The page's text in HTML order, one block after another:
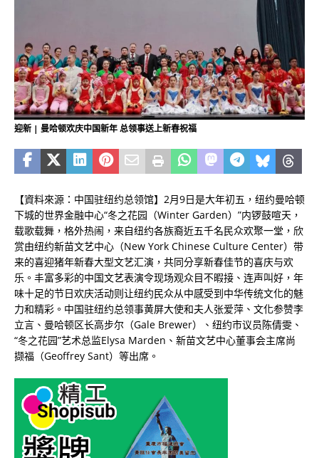
迎新 | 曼哈顿欢庆中国新年 总领事送上新春祝福
【資料來源：中国驻纽约总领馆】2月9日是大年初五，纽约曼哈顿
下城的世界金融中心“冬之花园（Winter Garden）”内锣鼓喧天，
载歌载舞，格外热闹，来自纽约各族裔近五千名民众欢聚一堂，欣
赏由纽约新苗文艺中心（New York Chinese Culture Center）带
来的喜迎猪年新春大型文艺汇演，共同分享新春佳节的喜庆与欢
乐。丰富多彩的中国文艺表演令现场观众目不暇接、连声叫好，年
味十足的节日欢庆活动则让纽约民众从中感受到中华传统文化的魅
力和精彩。中国驻纽约总领事黄屏大使和夫人张爱萍、文化参赞李
立言、曼哈顿区长高步尔（Gale Brewer）、纽约市议员陈倩雯、
“冬之花园”艺术总监Elysa Marden、新苗文艺中心董事会主席尚
撷福（Geoffrey Sant）等出席。